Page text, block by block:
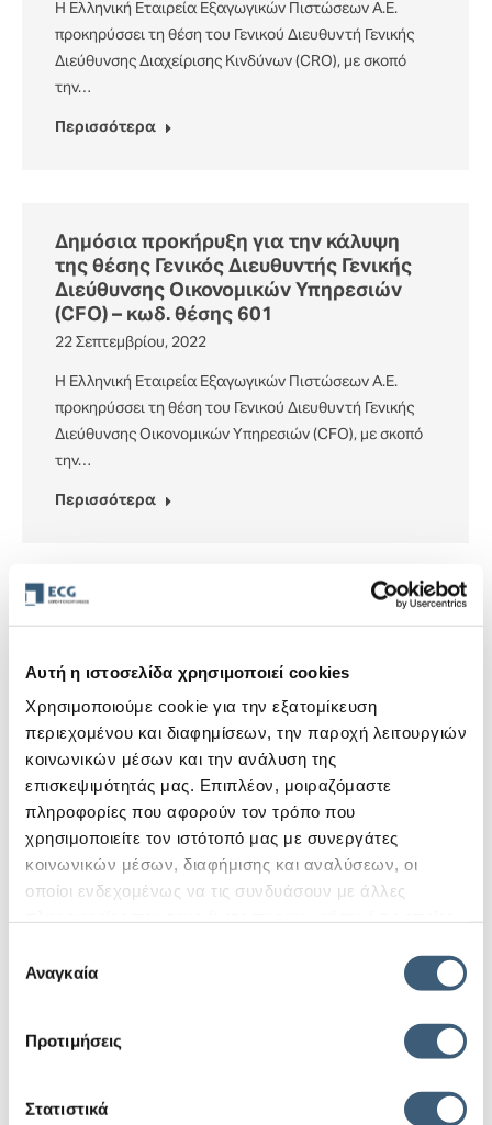
Αυτή η ιστοσελίδα χρησιμοποιεί cookies
Χρησιμοποιούμε cookie για την εξατομίκευση
περιεχομένου και διαφημίσεων, την παροχή λειτουργιών
κοινωνικών μέσων και την ανάλυση της
επισκεψιμότητάς μας. Επιπλέον, μοιραζόμαστε
πληροφορίες που αφορούν τον τρόπο που
χρησιμοποιείτε τον ιστότοπό μας με συνεργάτες
κοινωνικών μέσων, διαφήμισης και αναλύσεων, οι
οποίοι ενδεχομένως να τις συνδυάσουν με άλλες
των υπηρεσιών τους.
συγκατάθεσης
Αναγκαία
Προτιμήσεις
Στατιστικά
Η Ελληνική Εταιρεία Εξαγωγικών Πιστώσεων Α.Ε.
προκηρύσσει τη θέση του Γενικού Διευθυντή Γενικής
Διεύθυνσης Διαχείρισης Κινδύνων (CRO), με σκοπό
την…
Περισσότερα
Δημόσια προκήρυξη για την κάλυψη
της θέσης Γενικός Διευθυντής Γενικής
Διεύθυνσης Οικονομικών Υπηρεσιών
(CFO) – κωδ. θέσης 601
22 Σεπτεμβρίου, 2022
Η Ελληνική Εταιρεία Εξαγωγικών Πιστώσεων Α.Ε.
προκηρύσσει τη θέση του Γενικού Διευθυντή Γενικής
Διεύθυνσης Οικονομικών Υπηρεσιών (CFO), με σκοπό
την…
Περισσότερα
Διεύθυνσης Επιχειρησιακών
Λειτουργιών (CΟΟ) – κωδ. θέσης 301
22 Σεπτεμβρίου, 2022
Η Ελληνική Εταιρεία Εξαγωγικών Πιστώσεων Α.Ε.
προκηρύσσει τη θέση του Γενικού Διευθυντή Γενικής
Διεύθυνσης Επιχειρησιακών Λειτουργιών (COO), με
σκοπό την…
Περισσότερα
Δημόσια προκήρυξη για την κάλυψη
22 Σεπτεμβρίου, 2022
προκηρύσσει τη θέση του Εσωτερικού Ελεγκτή, με